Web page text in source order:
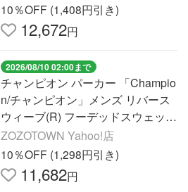
10％OFF (1,408円引き)
12,672円
2026/08/10 02:00まで
チャンピオン パーカー 「Champio
n/チャンピオン」メンズ リバース
ウィーブ(R) フーデッドスウェット
シャツ メンズ
ZOZOTOWN Yahoo!店
10％OFF (1,298円引き)
11,682円